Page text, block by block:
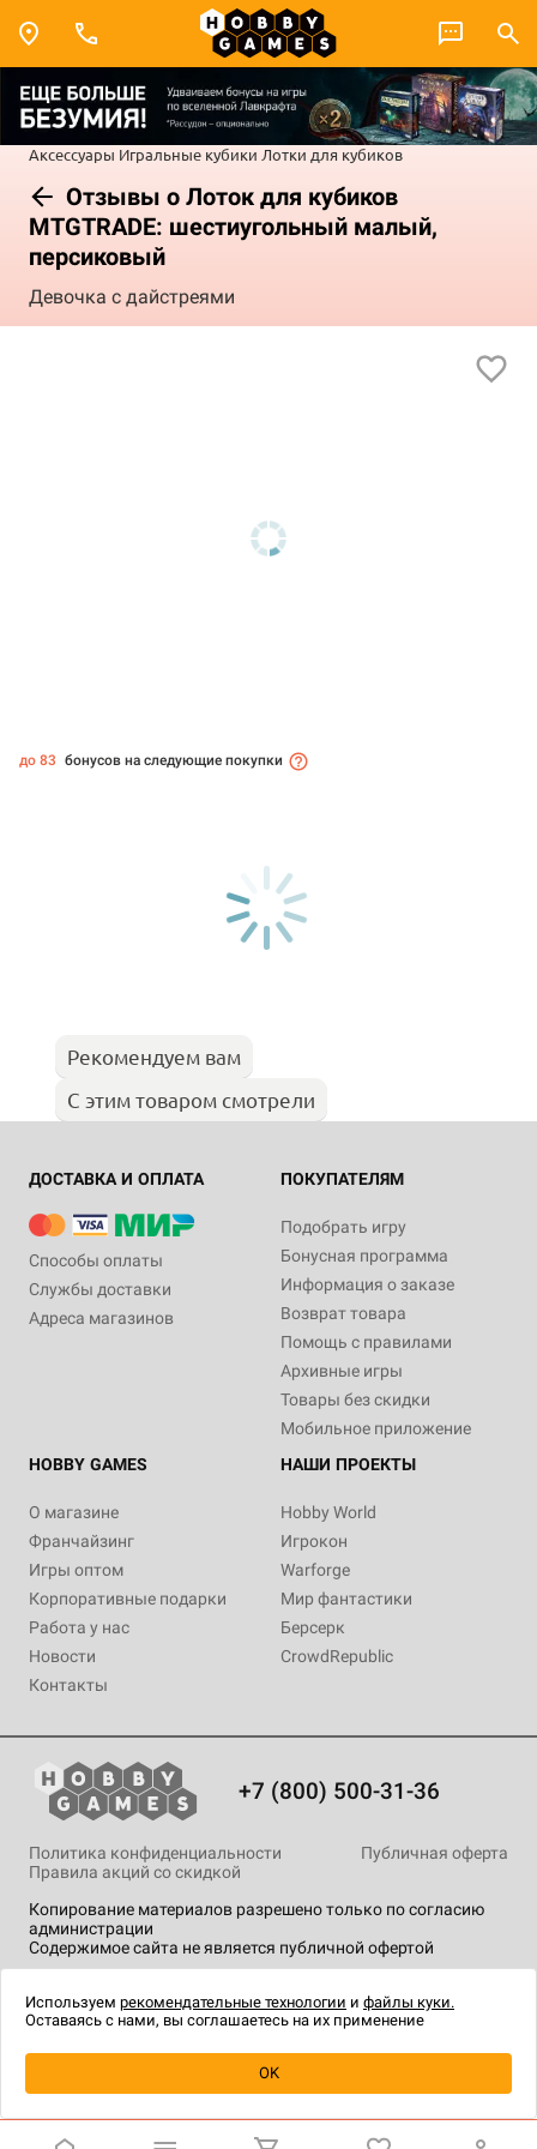
Аксессуары Игральные кубики Лотки для кубиков
Отзывы о Лоток для кубиков
MTGTRADE: шестиугольный малый,
персиковый
Девочка с дайстреями
Уведомить о наличии
до 83 бонусов на следующие покупки
Рекомендуем вам
С этим товаром смотрели
ДОСТАВКА И ОПЛАТА
Способы оплаты
Службы доставки
Адреса магазинов
ПОКУПАТЕЛЯМ
Подобрать игру
Бонусная программа
Информация о заказе
Возврат товара
Помощь с правилами
Архивные игры
Товары без скидки
Мобильное приложение
HOBBY GAMES
О магазине
Франчайзинг
Игры оптом
Корпоративные подарки
Работа у нас
Новости
Контакты
НАШИ ПРОЕКТЫ
Hobby World
Игрокон
Warforge
Мир фантастики
Берсерк
CrowdRepublic
+7 (800) 500-31-36
Копирование материалов разрешено только по согласию
администрации
Содержимое сайта не является публичной офертой
Политика конфиденциальности
Публичная оферта
Правила акций со скидкой
технологии.
Используем рекомендательные технологии и файлы куки.
Оставаясь с нами, вы соглашаетесь на их применение
OK